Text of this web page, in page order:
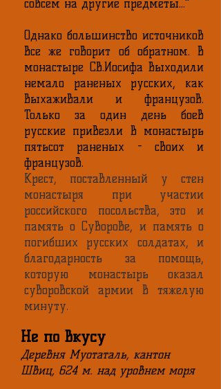
совсем на другие предметы..."
Однако большинство источников
все же говорит об обратном. В
монастыре Св.Иосифа выходили
немало раненых русских, как
выхаживали и французов.
Только за один день боев
русские привезли в монастырь
пятьсот раненых - своих и
французов.
Крест, поставленный у стен
монастыря при участии
российского посольства, это и
память о Суворове, и память о
погибших русских солдатах, и
благодарность за помощь,
которую монастырь оказал
суворовской армии в тяжелую
минуту.
Не по вкусу
Деревня Муотаталь, кантон
Швиц, 624 м. над уровнем моря